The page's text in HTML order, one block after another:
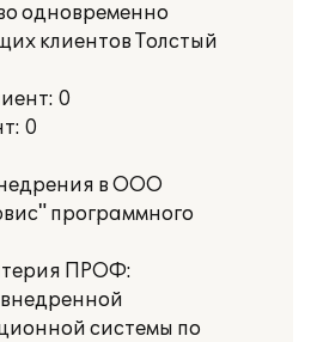
одновременно
клиентов Толстый
0
0
в ООО
программного
ПРОФ:
системы по